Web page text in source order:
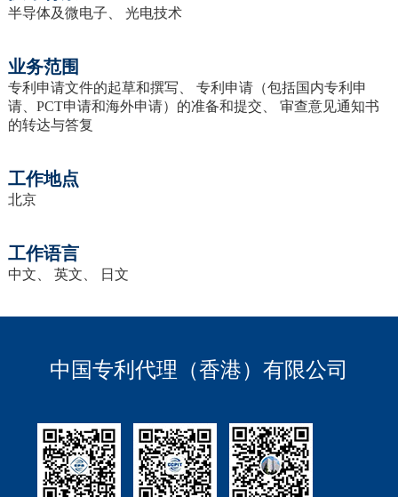
半导体及微电子、 光电技术
业务范围
专利申请文件的起草和撰写、 专利申请（包括国内专利申
请、PCT申请和海外申请）的准备和提交、 审查意见通知书
的转达与答复
工作地点
北京
工作语言
中文、 英文、 日文
中国专利代理（香港）有限公司